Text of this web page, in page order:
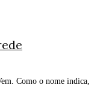
Como o nome indica,